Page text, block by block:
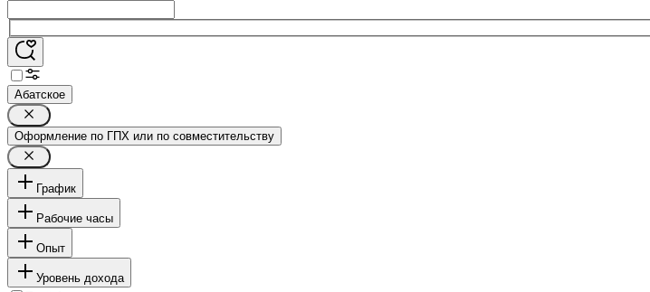
Абатское
Оформление по ГПХ или по совместительству
График
Рабочие часы
Опыт
Уровень дохода